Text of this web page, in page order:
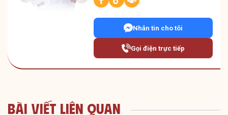
Nhắn tin cho tôi
Gọi điện trực tiếp
Bài Viết Liên Quan